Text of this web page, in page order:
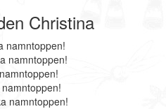
Christina
namntoppen!
namntoppen!
namntoppen!